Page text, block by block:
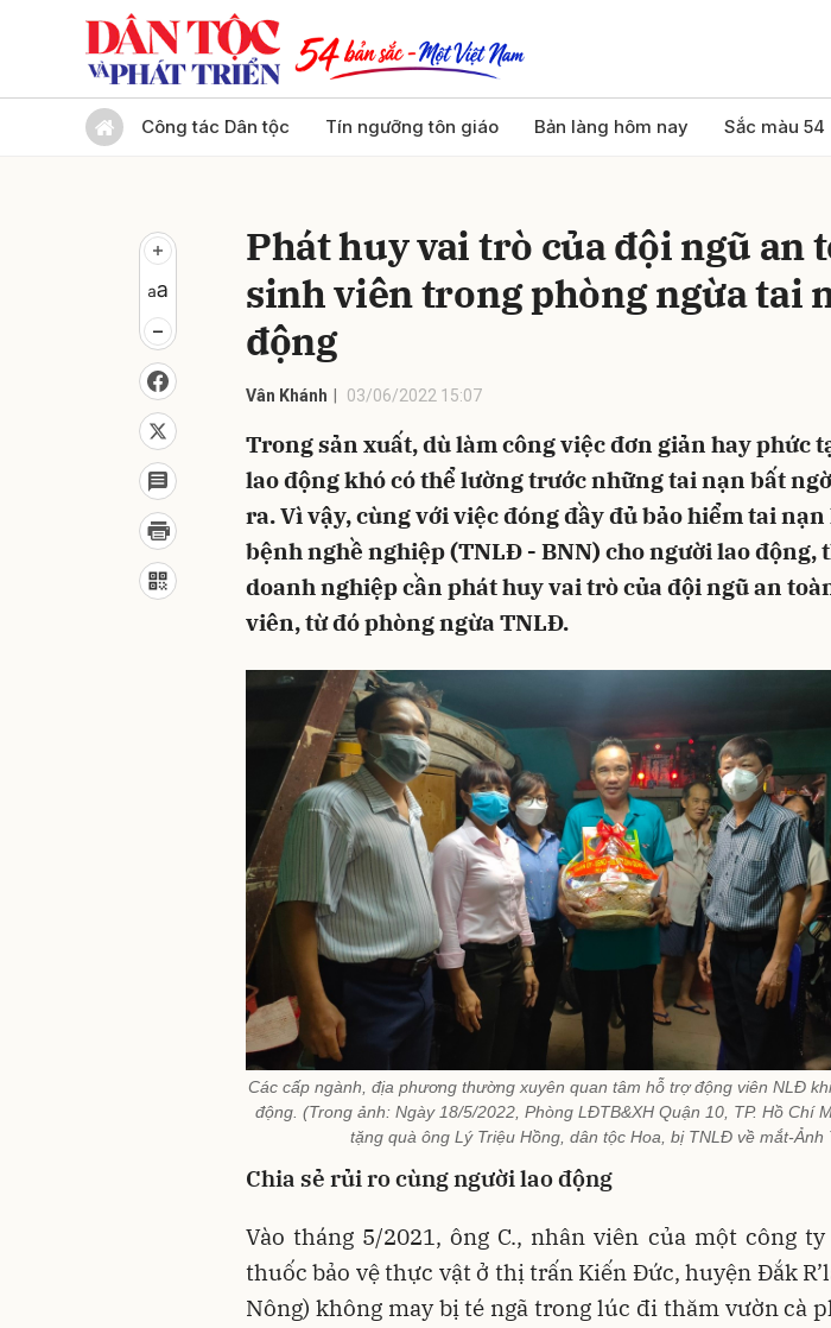
Công tác Dân tộc Tín ngưỡng tôn giáo Bản làng hôm nay Sắc màu 54
Phát huy vai trò của đội ngũ an
sinh viên trong phòng ngừa tai
động
Vân Khánh 03/06/2022 15:07
Trong sản xuất, dù làm công việc đơn giản hay phức
lao động khó có thể lường trước những tai nạn bất
ra. Vì vậy, cùng với việc đóng đầy đủ bảo hiểm tai nạn
bệnh nghề nghiệp (TNLĐ - BNN) cho người lao động,
doanh nghiệp cần phát huy vai trò của đội ngũ an
viên, từ đó phòng ngừa TNLĐ.
Các cấp ngành, địa phương thường xuyên quan tâm hỗ trợ động viên NLĐ
động. (Trong ảnh: Ngày 18/5/2022, Phòng LĐTB&XH Quận 10, TP. Hồ Chí
tặng quà ông Lý Triệu Hồng, dân tộc Hoa, bị TNLĐ về mắt-Ảnh
Chia sẻ rủi ro cùng người lao động
Vào tháng 5/2021, ông C., nhân viên của một công
thuốc bảo vệ thực vật ở thị trấn Kiến Đức, huyện Đắk
Nông) không may bị té ngã trong lúc đi thăm vườn cà
Gửi bình luận